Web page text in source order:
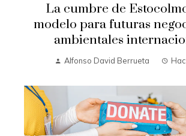
La cumbre de
modelo para futuras
ambientales
Alfonso David Berrueta